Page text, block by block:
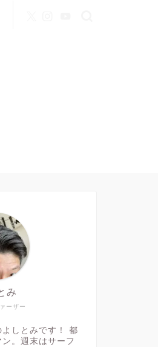
ーザー
み
しとみです！ 都
。週末はサーフ